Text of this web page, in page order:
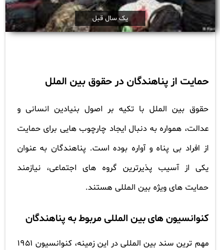
یک سال قبل
حمایت از پناهندگان در حقوق بین الملل
حقوق بین الملل با تکیه بر اصول بنیادین انسانی و
عدالت، همواره به دنبال ایجاد چارچوب هایی برای حمایت
از افراد بی پناه و آواره بوده است. پناهندگان به عنوان
یکی از آسیب پذیرترین گروه های اجتماعی، نیازمند
حمایت های ویژه بین المللی هستند.
کنوانسیون های بین المللی مربوط به پناهندگان
مهم ترین سند بین المللی در این زمینه،
کنوانسیون 1951